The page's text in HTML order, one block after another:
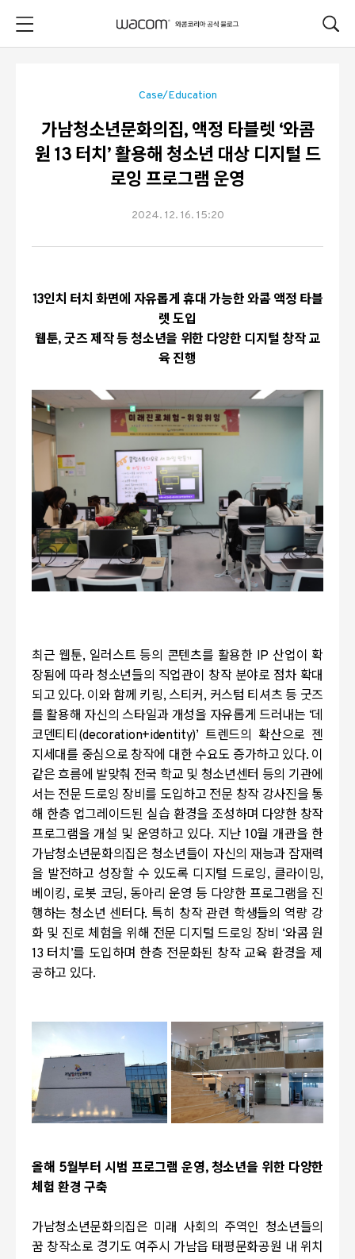
Case/Education
가남청소년문화의집, 액정 타블렛 ‘와콤
원 13 터치’ 활용해 청소년 대상 디지털 드
로잉 프로그램 운영
2024. 12. 16. 15:20
13인치 터치 화면에 자유롭게 휴대 가능한 와콤 액정 타블
렛 도입
웹툰, 굿즈 제작 등 청소년을 위한 다양한 디지털 창작 교
육 진행
최근 웹툰, 일러스트 등의 콘텐츠를 활용한IP 산업이 확
장됨에 따라 청소년들의 직업관이 창작 분야로 점차 확대
되고 있다. 이와 함께 키링,스티커, 커스텀 티셔츠 등 굿즈
를 활용해 자신의 스타일과 개성을 자유롭게 드러내는 ‘데
코덴티티(decoration+identity)’트렌드의 확산으로 젠
지세대를 중심으로 창작에 대한 수요도 증가하고 있다. 이
같은 흐름에 발맞춰 전국 학교 및 청소년센터 등의 기관에
서는 전문 드로잉 장비를 도입하고 전문 창작 강사진을 통
해 한층 업그레이드된 실습 환경을 조성하며 다양한 창작
프로그램을 개설 및 운영하고 있다. 지난10월 개관을 한
가남청소년문화의집은 청소년들이 자신의 재능과 잠재력
을 발전하고 성장할 수 있도록 디지털 드로잉, 클라이밍,
베이킹, 로봇 코딩, 동아리 운영 등 다양한 프로그램을 진
행하는 청소년 센터다.특히 창작 관련 학생들의 역량 강
화 및 진로 체험을 위해 전문 디지털 드로잉 장비 ‘와콤 원
13 터치’를 도입하며 한층 전문화된 창작 교육 환경을 제
공하고 있다.
올해 5월부터 시범 프로그램 운영, 청소년을 위한 다양한
체험 환경 구축
가남청소년문화의집은 미래 사회의 주역인 청소년들의
꿈 창작소로 경기도 여주시 가남읍 태평문화공원 내 위치